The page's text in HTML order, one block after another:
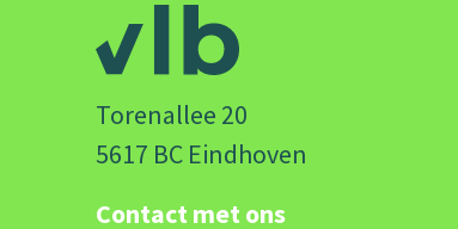
Torenallee 20
5617 BC Eindhoven
Contact met ons